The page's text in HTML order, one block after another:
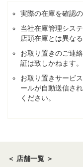
実際の在庫を確認
当社在庫管理シス
店頭在庫とは異な
お取り置きのご連
証は致しかねます
お取り置きサービ
ールが自動送信さ
ください。
＜ 店舗一覧 ＞